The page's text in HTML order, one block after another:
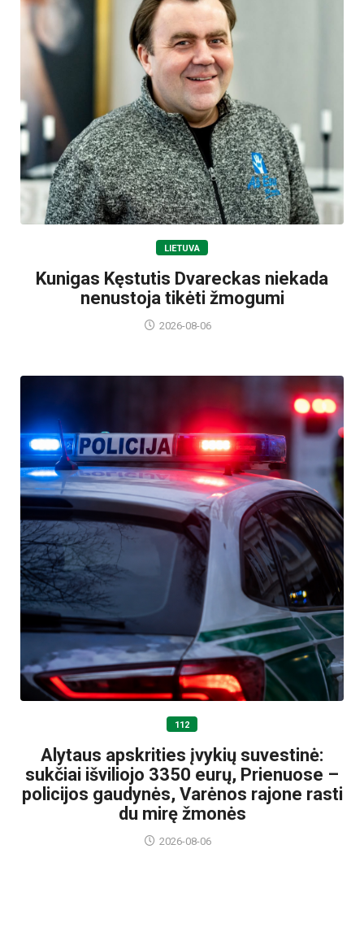
LIETUVA
Kunigas Kęstutis Dvareckas niekada
nenustoja tikėti žmogumi
2026-08-06
112
Alytaus apskrities įvykių suvestinė:
sukčiai išviliojo 3350 eurų, Prienuose –
policijos gaudynės, Varėnos rajone rasti
du mirę žmonės
2026-08-06